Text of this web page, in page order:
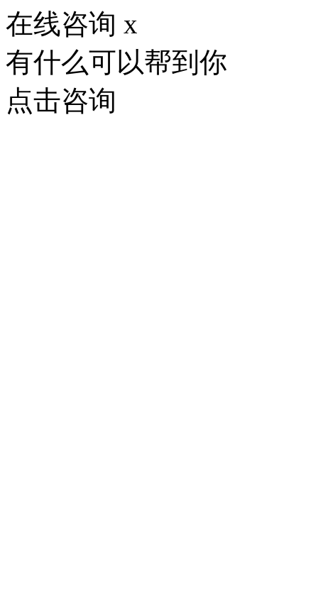
在线咨询 x
有什么可以帮到你
点击咨询